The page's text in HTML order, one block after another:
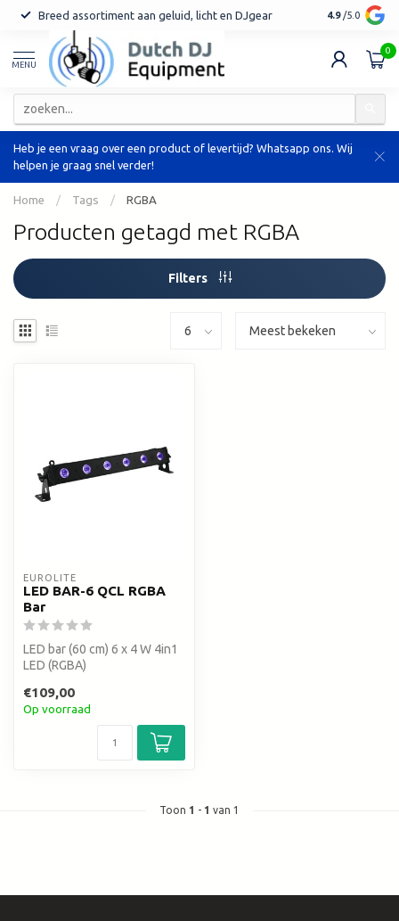
Breed assortiment aan geluid, licht en DJgear Tot 7 jaar
4.9 /5.0
MENU
0
Heb je een vraag over een product of levertijd? Whatsapp ons. Wij
helpen je graag snel verder!
Home / Tags / RGBA
Producten getagd met RGBA
Filters
EUROLITE
LED BAR-6 QCL RGBA
Bar
LED bar (60 cm) 6 x 4 W 4in1
LED (RGBA)
€109,00
Op voorraad
Toon 1 - 1 van 1